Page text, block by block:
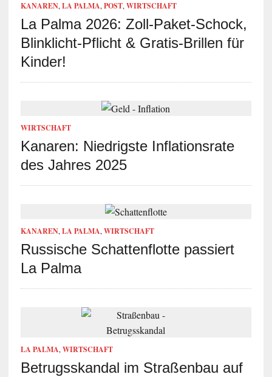
KANAREN,LA PALMA,POST,WIRTSCHAFT
La Palma 2026: Zoll-Paket-Schock,
Blinklicht-Pflicht & Gratis-Brillen für
Kinder!
WIRTSCHAFT
Kanaren: Niedrigste Inflationsrate
des Jahres 2025
KANAREN,LA PALMA,WIRTSCHAFT
Russische Schattenflotte passiert
La Palma
LA PALMA,WIRTSCHAFT
Betrugsskandal im Straßenbau auf